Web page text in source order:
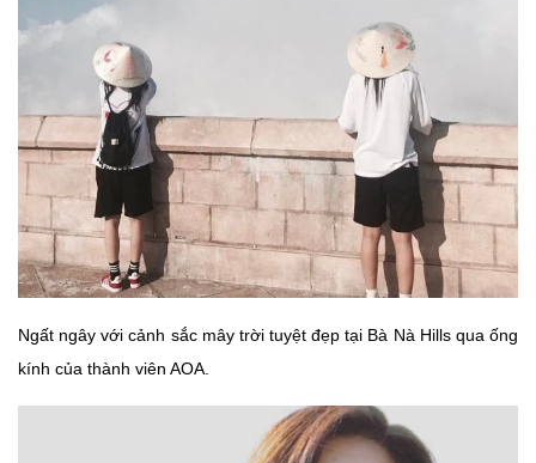
Ngất ngây với cảnh sắc mây trời tuyệt đẹp tại Bà Nà Hills qua ống
kính của thành viên AOA.